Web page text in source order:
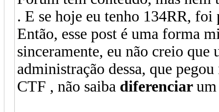
. E se hoje eu tenho 134RR, foi
Então, esse post é uma forma
sinceramente, eu não creio que
administração dessa, que
CTF , não saiba diferenciar